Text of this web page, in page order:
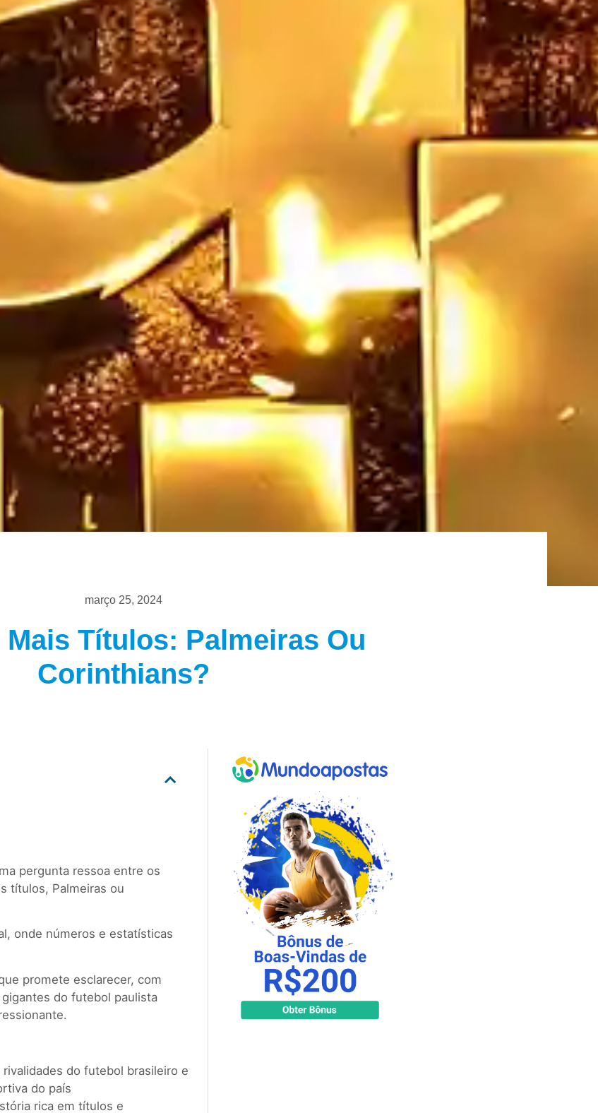
março 25, 2024
Mais Títulos: Palmeiras Ou
Corinthians?
pergunta ressoa entre os
títulos, Palmeiras ou
onde números e estatísticas
promete esclarecer, com
do futebol paulista
do futebol brasileiro e
do país
rica em títulos e